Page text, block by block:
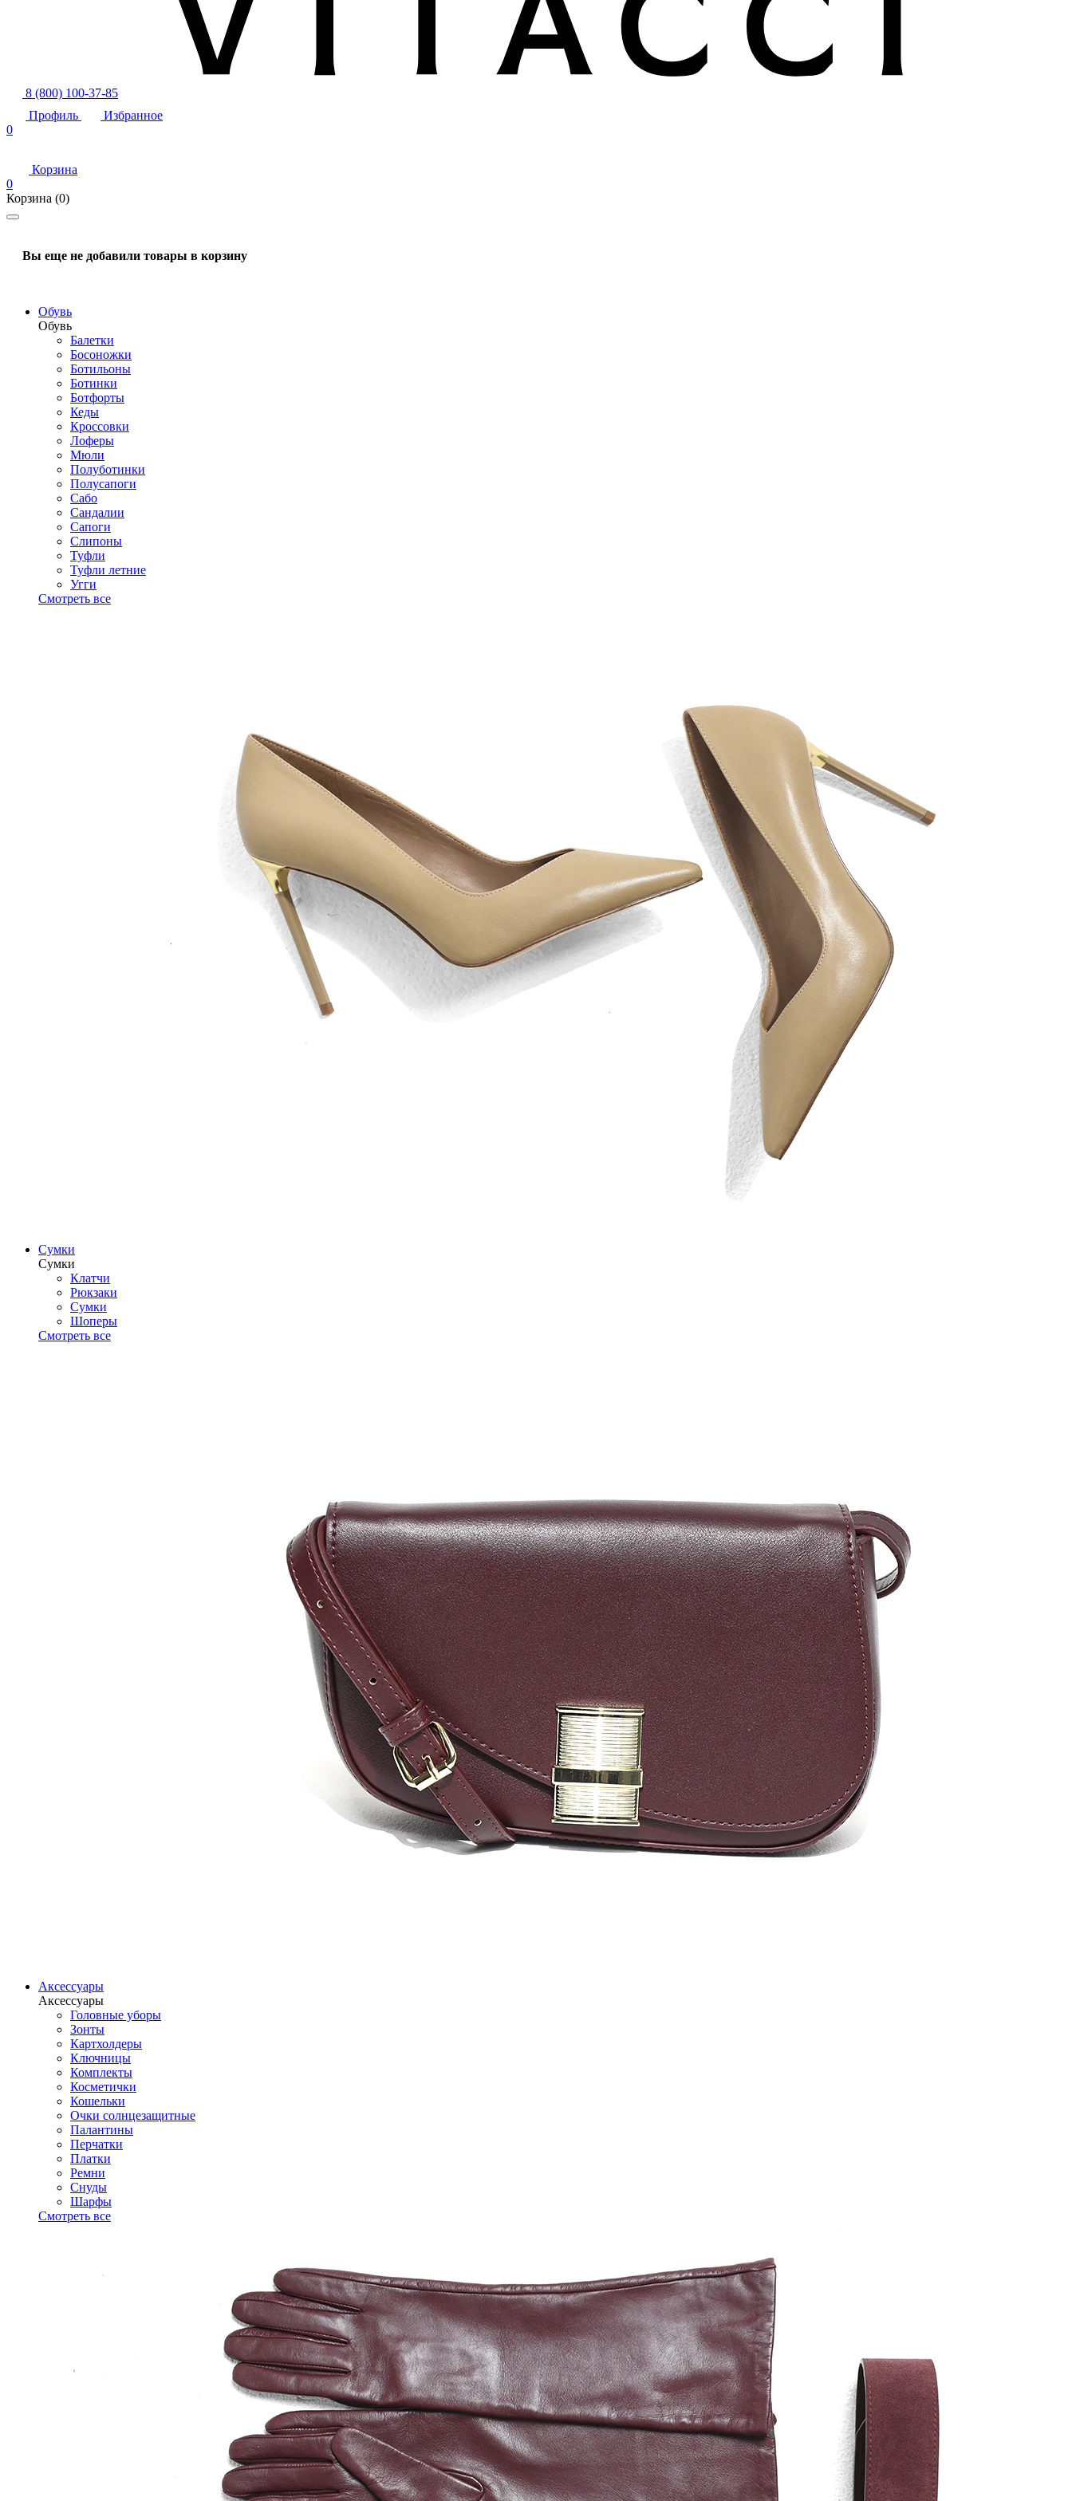
8 (800) 100-37-85
Профиль
Избранное
0
Корзина
0
Корзина (0)
Вы еще не добавили товары в корзину
Обувь
Обувь
Балетки
Босоножки
Ботильоны
Ботинки
Ботфорты
Кеды
Кроссовки
Лоферы
Мюли
Полуботинки
Полусапоги
Сабо
Сандалии
Сапоги
Слипоны
Туфли
Туфли летние
Угги
Смотреть все
Сумки
Сумки
Клатчи
Рюкзаки
Сумки
Шоперы
Смотреть все
Аксессуары
Аксессуары
Головные уборы
Зонты
Картхолдеры
Ключницы
Комплекты
Косметички
Кошельки
Очки солнцезащитные
Палантины
Перчатки
Платки
Ремни
Снуды
Шарфы
Смотреть все